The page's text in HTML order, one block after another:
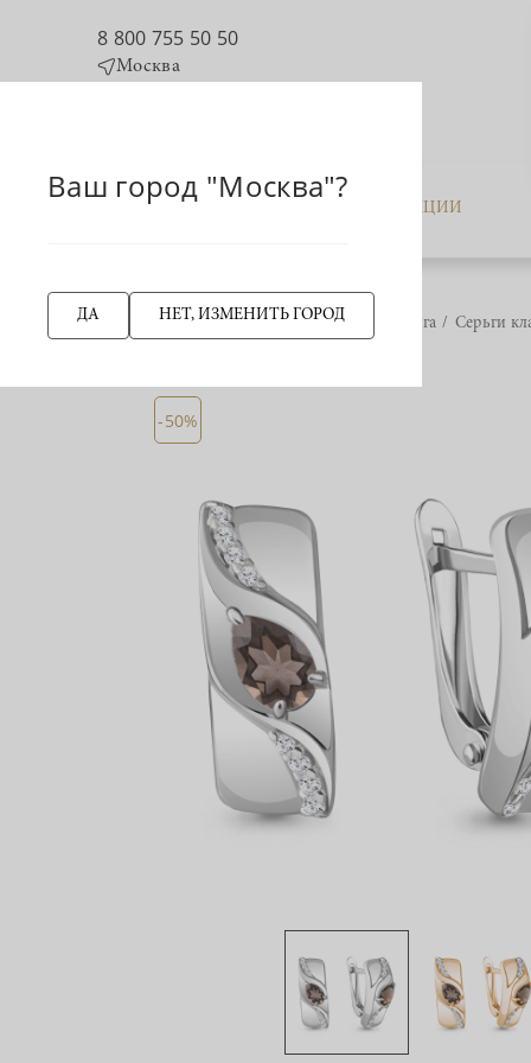
8 800 755 50 50
Москва
КАТАЛОГ АКЦИИ
НАЗАД Главная страница Серьга Серьги
-50%
Ваш город "Москва"?
ДА НЕТ, ИЗМЕНИТЬ ГОРОД